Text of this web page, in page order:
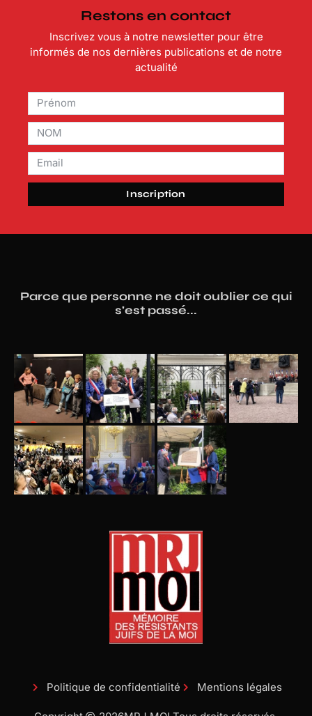
Restons en contact
Inscrivez vous à notre newsletter pour être
informés de nos dernières publications et de notre
actualité
Inscription
Parce que personne ne doit oublier ce qui
s'est passé...
Politique de confidentialité Mentions légales